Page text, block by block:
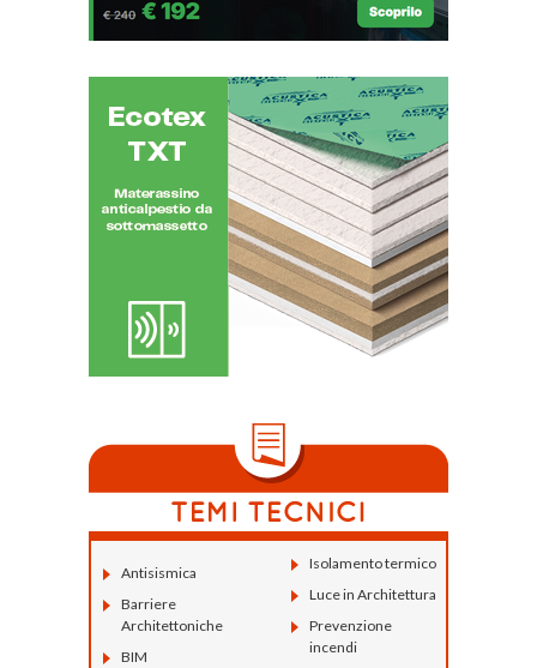
Antisismica
Barriere
Architettoniche
BIM
Isolamento termico
Luce in Architettura
Prevenzione
incendi